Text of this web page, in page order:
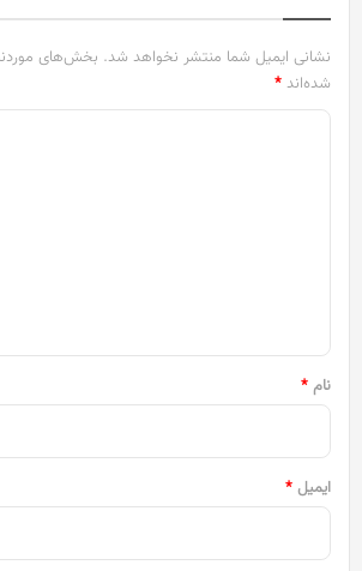
نشانی ایمیل شما منتشر نخواهد شد. بخش‌های
شده‌اند *
نام *
ایمیل *